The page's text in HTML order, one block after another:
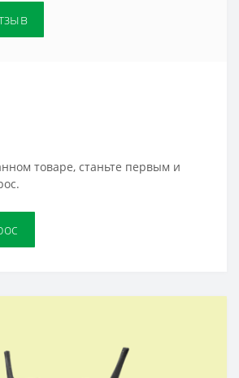
товаре, станьте первым и